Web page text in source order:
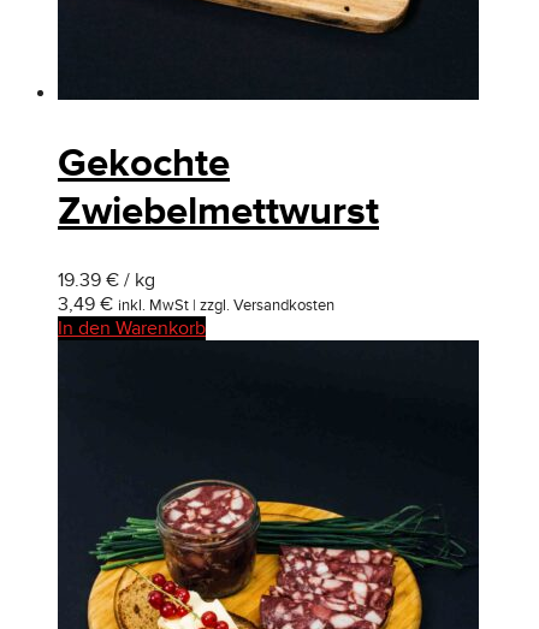
Gekochte
Zwiebelmettwurst
19.39 € / kg
3,49 € inkl. MwSt | zzgl. Versandkosten
In den Warenkorb